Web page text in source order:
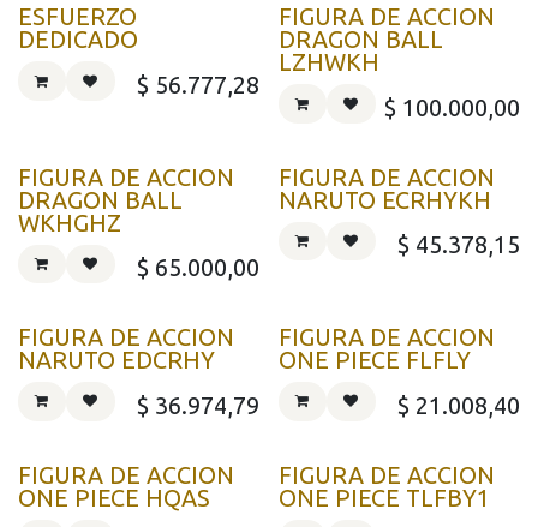
ESFUERZO
DEDICADO
$ 56.777,28
FIGURA DE ACCION
DRAGON BALL
LZHWKH
$ 100.000,00
FIGURA DE ACCION
DRAGON BALL
WKHGHZ
$ 65.000,00
FIGURA DE ACCION
NARUTO ECRHYKH
$ 45.378,15
FIGURA DE ACCION
NARUTO EDCRHY
$ 36.974,79
FIGURA DE ACCION
ONE PIECE FLFLY
$ 21.008,40
FIGURA DE ACCION
ONE PIECE HQAS
FIGURA DE ACCION
ONE PIECE TLFBY1